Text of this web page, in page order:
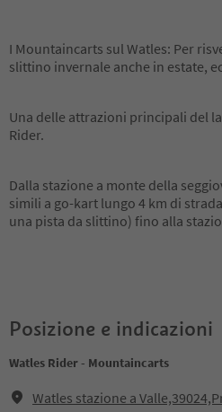
I Mountaincarts sul Watles: Per
slittino invernale anche in estate,
Una delle attrazioni principali del
Rider.
Dalla stazione a monte della
simili a go-kart lungo 4 km di
una pista da slittino) fino alla
Posizione e indicazioni
Watles Rider - Mountaincarts
Watles stazione a